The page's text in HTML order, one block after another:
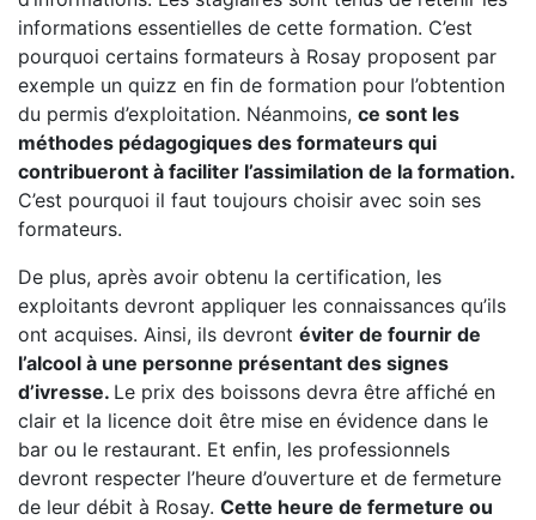
informations essentielles de cette formation. C’est
pourquoi certains formateurs à Rosay proposent par
exemple un quizz en fin de formation pour l’obtention
du permis d’exploitation. Néanmoins, ce sont les
méthodes pédagogiques des formateurs qui
contribueront à faciliter l’assimilation de la formation.
C’est pourquoi il faut toujours choisir avec soin ses
formateurs.
De plus, après avoir obtenu la certification, les
exploitants devront appliquer les connaissances qu’ils
ont acquises. Ainsi, ils devront éviter de fournir de
l’alcool à une personne présentant des signes
d’ivresse. Le prix des boissons devra être affiché en
clair et la licence doit être mise en évidence dans le
bar ou le restaurant. Et enfin, les professionnels
devront respecter l’heure d’ouverture et de fermeture
de leur débit à Rosay. Cette heure de fermeture ou